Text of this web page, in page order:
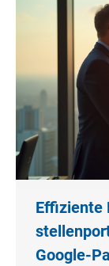
Effiziente
Google-